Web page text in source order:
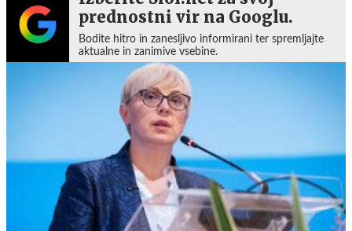
prednostni vir na Googlu.
Bodite hitro in zanesljivo informirani ter spremljajte
aktualne in zanimive vsebine.